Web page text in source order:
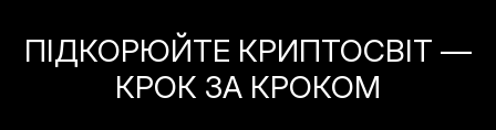
ПІДКОРЮЙТЕ КРИПТОСВІТ —
КРОК ЗА КРОКОМ